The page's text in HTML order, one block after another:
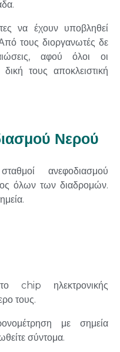
να έχουν υποβληθεί
τους διοργανωτές δε
αφού όλοι οι
τους αποκλειστική
Νερού
ανεφοδιασμού
όλων των διαδρομών.
chip ηλεκτρονικής
τους.
με σημεία
σύντομα.